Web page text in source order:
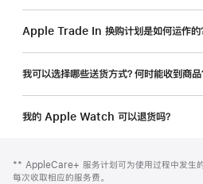
Apple Trade In 换购计划是如何运作的
我可以选择哪些送货方式？何时能收到商品
我的 Apple Watch 可以退货吗？
页
脚
注
** AppleCare+ 服务计划可为使用过程中发生的
每次收取相应的服务费。